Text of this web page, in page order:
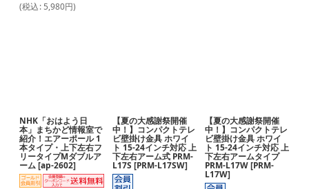
(税込: 5,980円)
NHK「おはよう日
本」まちかど情報室で
紹介！エアーポール 1
本タイプ・上下左右フ
リータイプMダブルア
ーム[ap-2602]
【夏の大感謝祭開催
中！】コンパクトテレ
ビ壁掛け金具 ホワイ
ト 15-24インチ対応 上
下左右アーム式 PRM-
L17S [PRM-L17SW]
【夏の大感謝祭開催
中！】コンパクトテレ
ビ壁掛け金具 ホワイ
ト 15-24インチ対応 上
下左右アームタイプ
PRM-L17W [PRM-
L17W]